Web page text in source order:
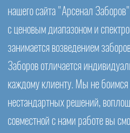
нашего сайта "Арсенал
с ценовым диапазоном и
занимается возведением
Заборов отличается
каждому клиенту. Мы не
нестандартных решений,
совместной с нами работе вы